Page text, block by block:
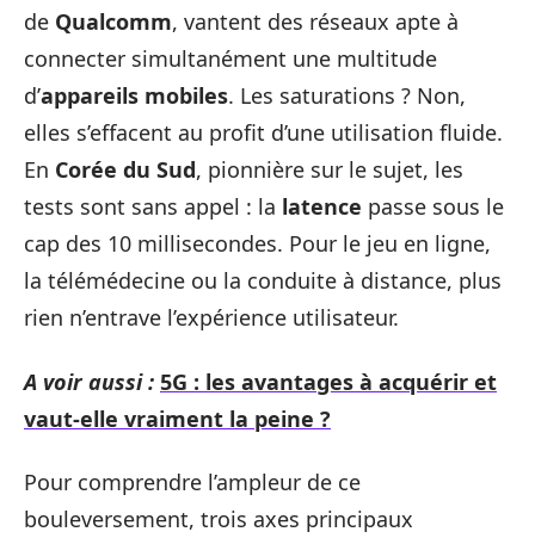
de Qualcomm, vantent des réseaux apte à
connecter simultanément une multitude
d’appareils mobiles. Les saturations ? Non,
elles s’effacent au profit d’une utilisation fluide.
En Corée du Sud, pionnière sur le sujet, les
tests sont sans appel : la latence passe sous le
cap des 10 millisecondes. Pour le jeu en ligne,
la télémédecine ou la conduite à distance, plus
rien n’entrave l’expérience utilisateur.
A voir aussi : 5G : les avantages à acquérir et
vaut-elle vraiment la peine ?
Pour comprendre l’ampleur de ce
bouleversement, trois axes principaux